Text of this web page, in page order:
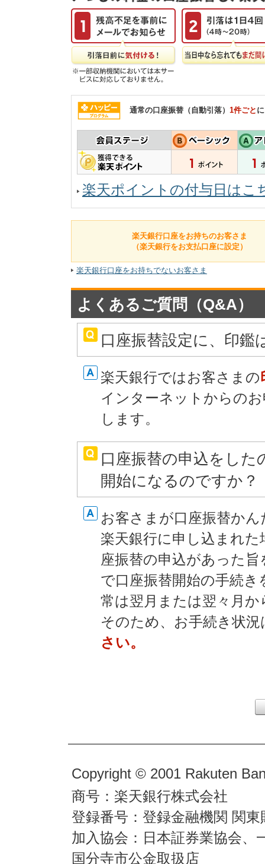
通常の口座振替（自動引落） 1件ごと
楽天ポイントの付与日はこ
楽天銀行口座をお持ちのお客さま
（楽天銀行をお支払口座に設定）
楽天銀行口座をお持ちでないお客さま
よくあるご質問（Q&A）
口座振替設定に、印鑑
楽天銀行ではお客さまの
インターネットからの
します。
口座振替の申込をし
開始になるのですか？
お客さまが口座振替か
楽天銀行に申し込まれ
座振替の申込があった
で口座振替開始の手続
常は翌月または翌々月
そのため、お手続き状況
さい。
Copyright © 2001 Rakuten
商号：楽天銀行株式会社
登録番号：登録金融機関 関
加入協会：日本証券業協会、
国分寺市公金取扱店